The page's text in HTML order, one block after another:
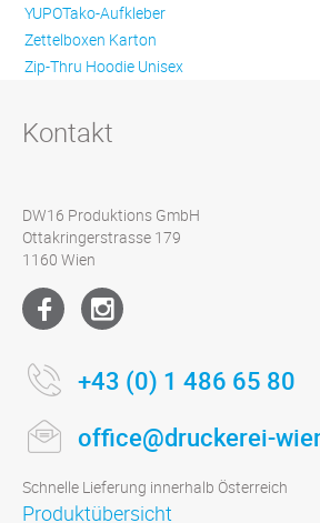
YUPOTako-Aufkleber
Zettelboxen Karton
Zip-Thru Hoodie Unisex
Kontakt
DW16 Produktions GmbH
Ottakringerstrasse 179
1160 Wien
+43 (0) 1 486 65 80
office@druckerei-
Schnelle Lieferung innerhalb Österreich
Produktübersicht